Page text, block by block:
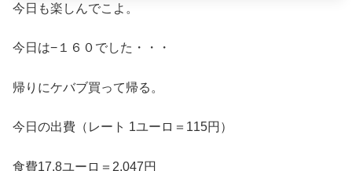
今日も楽しんでこよ。
今日は−１６０でした・・・
帰りにケバブ買って帰る。
今日の出費（レート 1ユーロ＝115円）
食費17.8ユーロ＝2,047円